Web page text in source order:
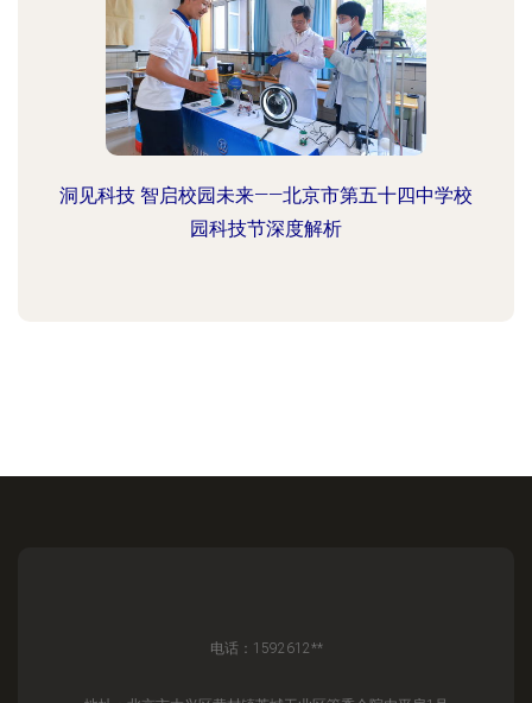
洞见科技 智启校园未来——北京市第五十四中学校
园科技节深度解析
电话：1592612**